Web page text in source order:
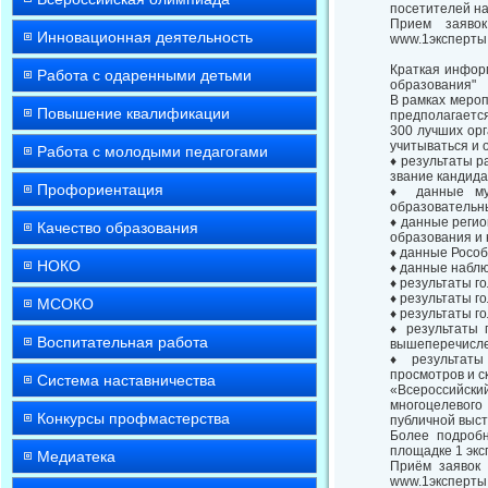
Инновационная деятельность
Работа с одаренными детьми
Повышение квалификации
Работа с молодыми педагогами
Профориентация
Качество образования
НОКО
МСОКО
Воспитательная работа
Система наставничества
Конкурсы профмастерства
Медиатека
посетителей
Прием
Краткая
образования"
В рамках
300 лучших
учитываться и
♦ результаты
звание
♦ данные
♦ данные
образования и
♦ данные
♦ данные
♦ результаты
♦ результаты
♦ результаты
♦ результаты
♦ результаты
просмотров и
публичной
Более
площадке 1
Приём заявок